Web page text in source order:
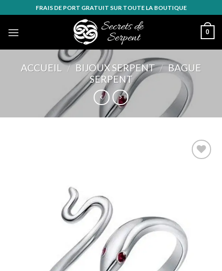
to
content
FRAIS DE PORT GRATUIT SUR TOUTE LA BOUTIQUE
0
ACCUEIL / BIJOUX SERPENT / BAGUE
SERPENT